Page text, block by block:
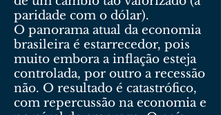
paridade com o dólar).
O panorama atual da economia
brasileira é estarrecedor, pois
muito embora a inflação esteja
controlada, por outro a recessão
não. O resultado é catastrófico,
com repercussão na economia e